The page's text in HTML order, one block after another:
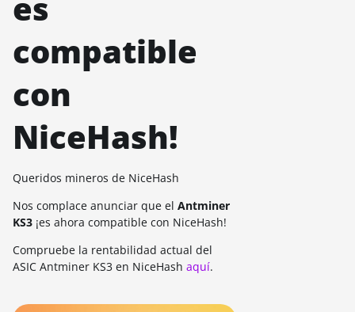
compatible
con
NiceHash!
Queridos mineros de NiceHash
Nos complace anunciar que el Antminer
KS3 ¡es ahora compatible con NiceHash!
Compruebe la rentabilidad actual del
ASIC Antminer KS3 en NiceHash aquí.